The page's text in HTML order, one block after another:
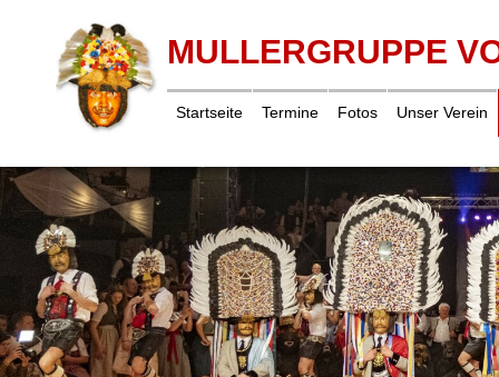
MULLERGRUPPE
Startseite Termine Fotos Unser Verein